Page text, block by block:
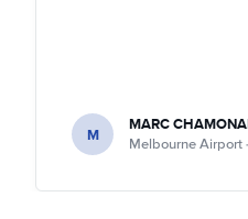
M MARC
Melbourne Airport